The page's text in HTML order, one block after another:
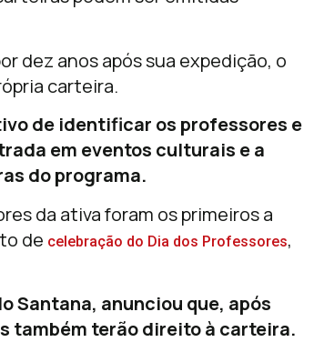
dez anos após sua expedição, o
carteira.
de identificar os professores e
em eventos culturais e a
do programa.
da ativa foram os primeiros a
de celebração do Dia dos Professores,
Santana, anunciou que, após
também terão direito à carteira.